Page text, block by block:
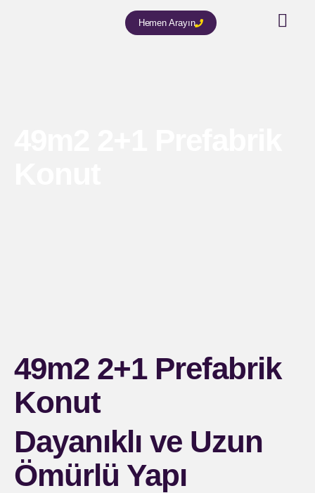
Hemen Arayın
49m2 2+1 Prefabrik
Konut
Dayanıklı ve Uzun
Ömürlü Yapı